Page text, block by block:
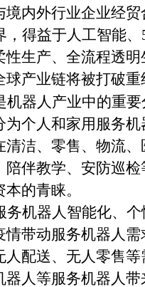
内外行业企业经贸
，得益于人工智能
性生产、全流程透
产业链将被打破重
机器人产业中的重
为个人和家用服务
清洁、零售、物流
陪伴教学、安防巡
的青睐。
务机器人智能化、
情带动服务机器人
人配送、无人零售
人等服务机器人带